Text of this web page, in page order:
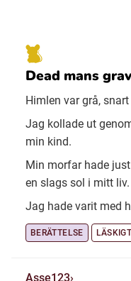
Dead mans
Himlen var grå,
Jag kollade ut
min kind.
Min morfar hade
en slags sol i mitt liv.
Jag hade varit med
BERÄTTELSE
Asse123